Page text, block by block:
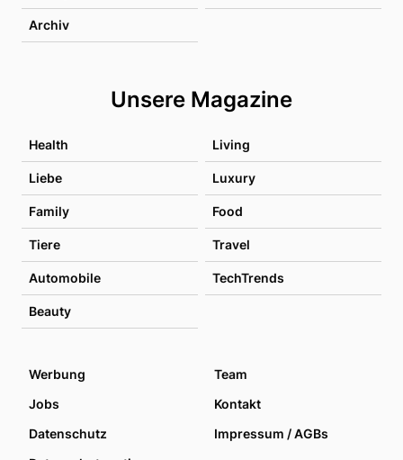
Archiv
Unsere Magazine
Health Living
Liebe Luxury
Family Food
Tiere Travel
Automobile TechTrends
Beauty
Werbung
Team
Jobs
Kontakt
Datenschutz
Impressum / AGBs